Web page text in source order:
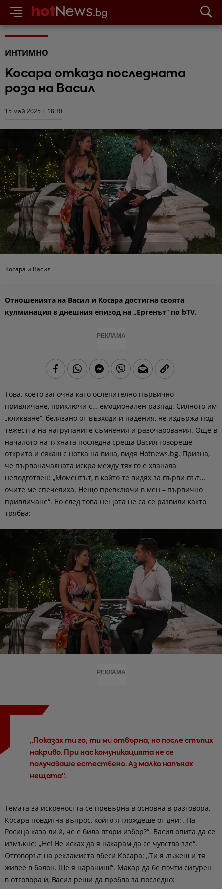
ИНТИМНО
Косара отказа последната
роза на Васил
15 май 2025 | 18:30
Косара и Васил
Отношенията на Васил и Косара достигна своята
кулминация в днешния епизод на „Ергенът“ по bTV.
РЕКЛАМА
Това, което започна като ослепително първично
привличане, приключи с… емоционален разпад. Силното им
„кликване“, белязано от възходи и падения, не издържа под
тежестта на натрупаните съмнения и разочарования. Още в
началото на тяхната последна среща Васил говореше
открито и сякаш с нотка на вина, видя Hotnews.bg. Призна,
че първоначалната искра между тях го е хванала
неподготвен: „Моментът, в който те видях за първи път…
очите ме спечелиха. Нещо превключи в мен – първично
привличане“. Но след това нещата не са се развили както
трябва:
РЕКЛАМА
„Показах ти го, ти ми отвърна, но после стъпих
накриво. При нас комуникацията не се
получаваше естествено. Аз малко напънах
нещата“.
Темата за искреността се превърна в основна в разговора.
Косара повдигна въпрос, който я глождеше от дни: „На
Росица каза ли ѝ, че е била втори избор?“. Васил опита да се
измъкне: „Не! Не исках да я накарам да се чувства зле“.
Отговорът на рекламиста вбеси Косара: „Ти я лъжеш и тя
живее в балон. Ще я нараниш!“. Макар да бе почти сигурен
в отговора ѝ, Васил реши да пробва за последно: